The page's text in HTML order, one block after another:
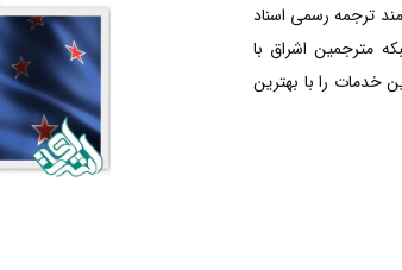
ترجمه رسمی اسناد
مترجمین اشراق با
خدمات را با بهترین